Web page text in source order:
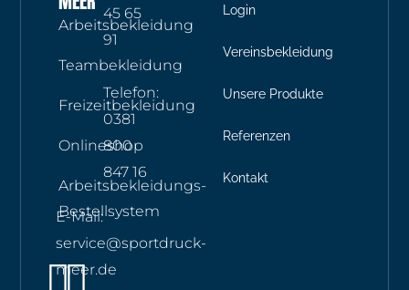
Arbeitsbekleidung
Teambekleidung
Freizeitbekleidung
Onlineshop
Arbeitsbekleidungs-
Bestellsystem
Instagram
Whatsapp
45 65
91
Telefon:
0381
800
847 16
E-Mail:
service@sportdruck-
meer.de
Login
Vereinsbekleidung
Unsere Produkte
Referenzen
Kontakt